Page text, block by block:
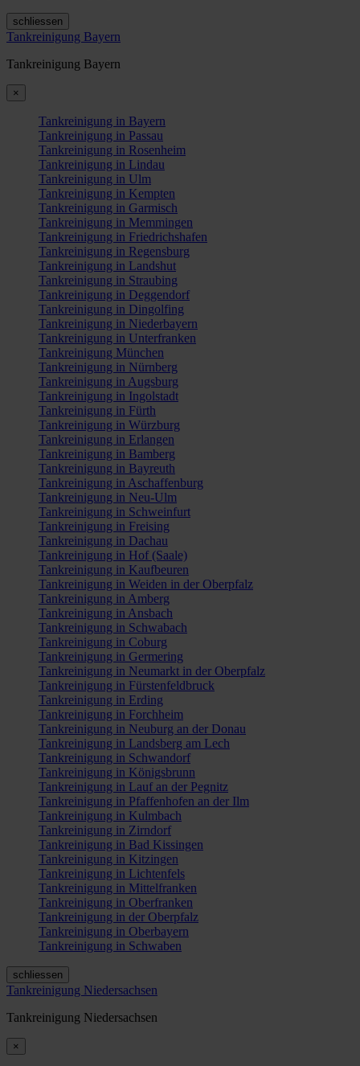
schliessen
Tankreinigung Bayern
Tankreinigung Bayern
×
Tankreinigung in Bayern
Tankreinigung in Passau
Tankreinigung in Rosenheim
Tankreinigung in Lindau
Tankreinigung in Ulm
Tankreinigung in Kempten
Tankreinigung in Garmisch
Tankreinigung in Memmingen
Tankreinigung in Friedrichshafen
Tankreinigung in Regensburg
Tankreinigung in Landshut
Tankreinigung in Straubing
Tankreinigung in Deggendorf
Tankreinigung in Dingolfing
Tankreinigung in Niederbayern
Tankreinigung in Unterfranken
Tankreinigung München
Tankreinigung in Nürnberg
Tankreinigung in Augsburg
Tankreinigung in Ingolstadt
Tankreinigung in Fürth
Tankreinigung in Würzburg
Tankreinigung in Erlangen
Tankreinigung in Bamberg
Tankreinigung in Bayreuth
Tankreinigung in Aschaffenburg
Tankreinigung in Neu-Ulm
Tankreinigung in Schweinfurt
Tankreinigung in Freising
Tankreinigung in Dachau
Tankreinigung in Hof (Saale)
Tankreinigung in Kaufbeuren
Tankreinigung in Weiden in der Oberpfalz
Tankreinigung in Amberg
Tankreinigung in Ansbach
Tankreinigung in Schwabach
Tankreinigung in Coburg
Tankreinigung in Germering
Tankreinigung in Neumarkt in der Oberpfalz
Tankreinigung in Fürstenfeldbruck
Tankreinigung in Erding
Tankreinigung in Forchheim
Tankreinigung in Neuburg an der Donau
Tankreinigung in Landsberg am Lech
Tankreinigung in Schwandorf
Tankreinigung in Königsbrunn
Tankreinigung in Lauf an der Pegnitz
Tankreinigung in Pfaffenhofen an der Ilm
Tankreinigung in Kulmbach
Tankreinigung in Zirndorf
Tankreinigung in Bad Kissingen
Tankreinigung in Kitzingen
Tankreinigung in Lichtenfels
Tankreinigung in Mittelfranken
Tankreinigung in Oberfranken
Tankreinigung in der Oberpfalz
Tankreinigung in Oberbayern
Tankreinigung in Schwaben
schliessen
Tankreinigung Niedersachsen
Tankreinigung Niedersachsen
×